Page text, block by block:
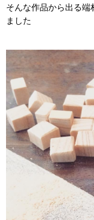
そんな作品から出る
ました